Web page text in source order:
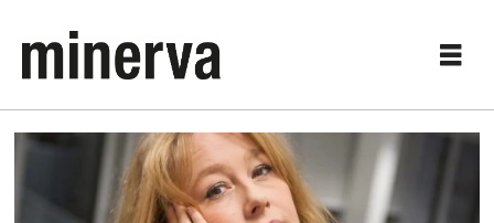
Tag:
aftonbladet